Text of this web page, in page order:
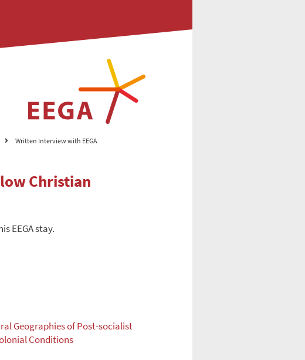
Written Interview with EEGA
Christian
EEGA stay.
Geographies of Post-socialist
Conditions